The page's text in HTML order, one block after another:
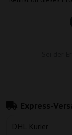
Express-
DHL Kurier